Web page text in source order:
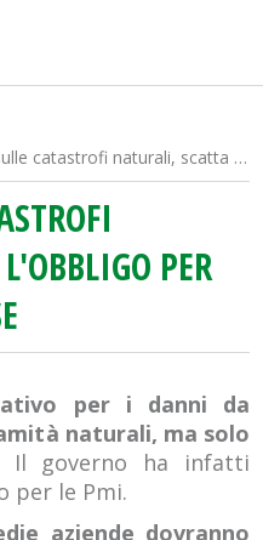
naturali, scatta l'obbligo per le grandi imprese
PER
per i danni da
naturali, ma solo
Il governo ha infatti
per le Pmi.
aziende dovranno